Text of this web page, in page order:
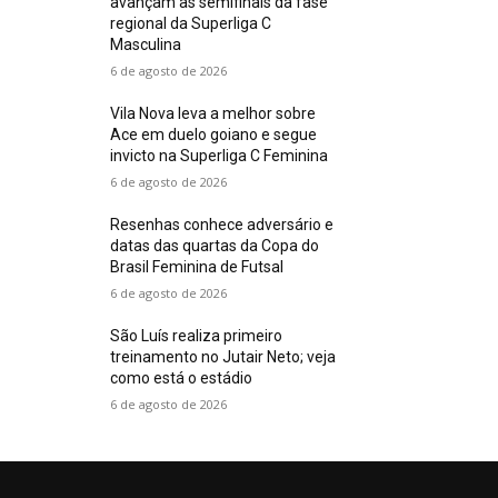
regional da Superliga C
Masculina
6 de agosto de 2026
Vila Nova leva a melhor sobre
Ace em duelo goiano e segue
invicto na Superliga C Feminina
6 de agosto de 2026
Resenhas conhece adversário e
datas das quartas da Copa do
Brasil Feminina de Futsal
6 de agosto de 2026
São Luís realiza primeiro
treinamento no Jutair Neto; veja
como está o estádio
6 de agosto de 2026